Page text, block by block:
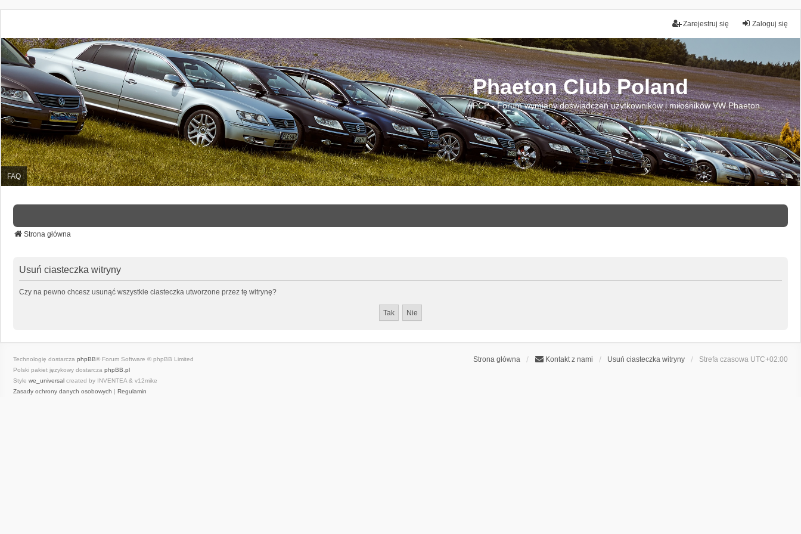
Zaloguj się
Zarejestruj się
Phaeton Club Poland
PCP - Forum wymiany doświadczeń użytkowników i miłośników VW Phaeton
FAQ
Strona główna
Usuń ciasteczka witryny
Czy na pewno chcesz usunąć wszystkie ciasteczka utworzone przez tę witrynę?
Strona główna Kontakt z nami Usuń ciasteczka witryny Strefa czasowa UTC+02:00
Technologię dostarcza phpBB® Forum Software © phpBB Limited
Polski pakiet językowy dostarcza phpBB.pl
Style we_universal created by INVENTEA & v12mike
Zasady ochrony danych osobowych | Regulamin